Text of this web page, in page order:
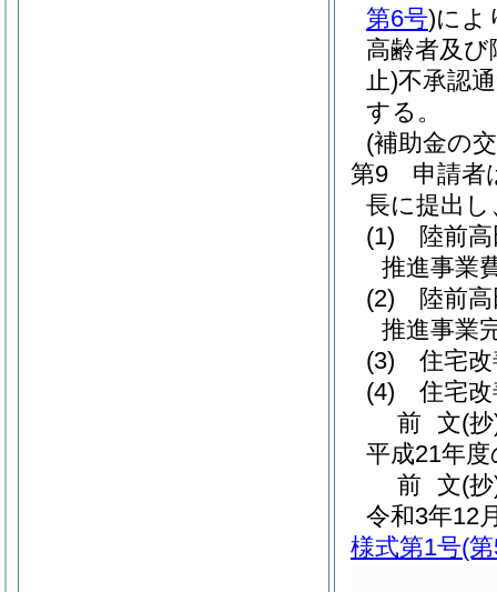
第6号)によ
高齢者及
止)不承認
する。
(補助金の
第9 申請者
長に提出
(1) 陸前高
推進事業
(2) 陸前高
推進事業
(3) 住宅改
(4) 住宅改
前文(
平成21年
前文(
令和3年12
様式第1号(